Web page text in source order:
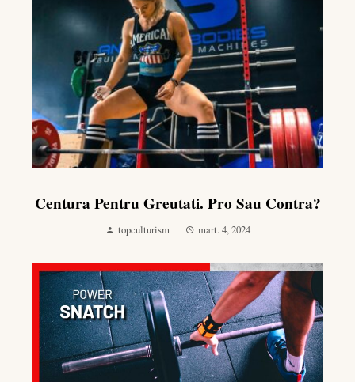
Centura Pentru Greutati. Pro Sau Contra?
topculturism mart. 4, 2024